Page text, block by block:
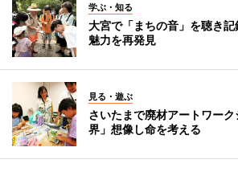
学ぶ・知る
大宮で「まちの音」を聴き
魅力を再発見
見る・遊ぶ
さいたまで廃材アートワー
界」想像し命を考える